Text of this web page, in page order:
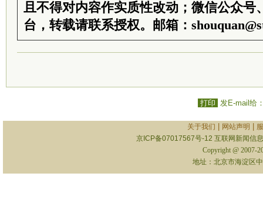
且不得对内容作实质性改动；微信公众号
台，转载请联系授权。邮箱：
打印 发E-mail给
关于我们 网站声明
京ICP备07017567号-12 互联网新闻信
Copyright @ 2007-
地址：北京市海淀区